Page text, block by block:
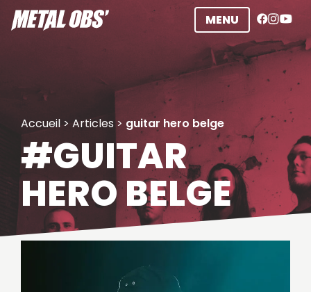
Aller
au
MENU
Accueil > Articles > guitar hero belge
#GUITAR
HERO BELGE